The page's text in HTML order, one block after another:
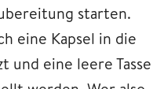
starten.
eine Kapsel in die
und eine leere Tasse